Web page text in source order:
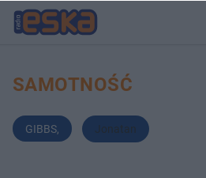
SAMOTNOŚĆ
GIBBS, Jonatan